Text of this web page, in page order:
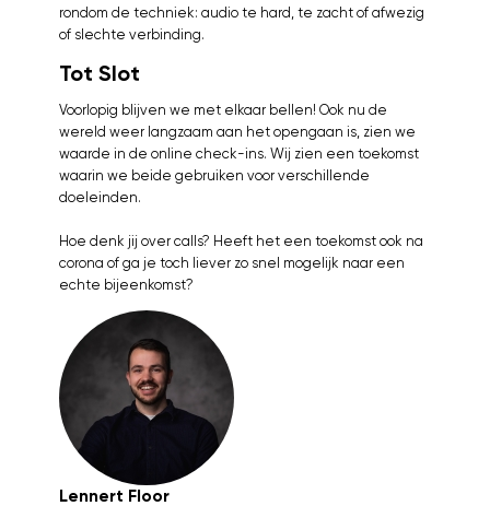
rondom de techniek: audio te hard, te zacht of afwezig
of slechte verbinding.
Tot Slot
Voorlopig blijven we met elkaar bellen! Ook nu de
wereld weer langzaam aan het opengaan is, zien we
waarde in de online check-ins. Wij zien een toekomst
waarin we beide gebruiken voor verschillende
doeleinden.
Hoe denk jij over calls? Heeft het een toekomst ook na
corona of ga je toch liever zo snel mogelijk naar een
echte bijeenkomst?
Lennert Floor